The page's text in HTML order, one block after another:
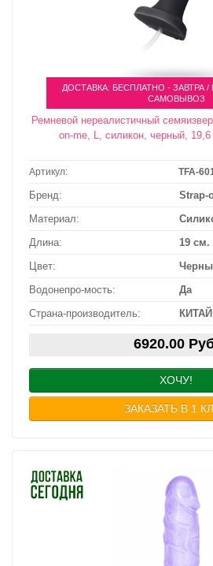
ДОСТАВКА: БЕСПЛАТНО - ЗАВТРА /
САМОВЫВОЗ
Ремневой нереалистичный
on-me, L, силикон, черный,
Артикул: TFA-
Бренд:
Strap-
Материал:
Длина:
19 см.
Цвет:
Водонепро-мость:
Да
Страна-производитель:
КИТАЙ
6920.00
ХОЧУ!
ЗАКАЗАТЬ В 1